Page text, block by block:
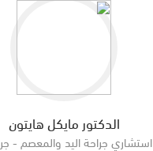
الدكتور مايكل هايتون
استشاري جراحة اليد والمعصم -